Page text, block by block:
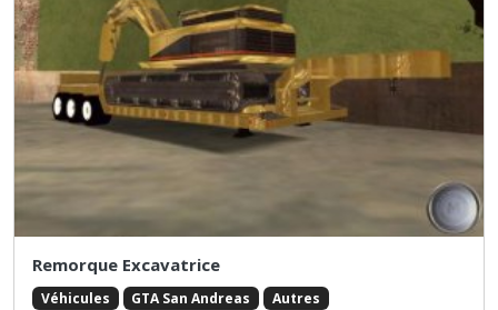
Remorque Excavatrice
Véhicules GTA San Andreas
Autres